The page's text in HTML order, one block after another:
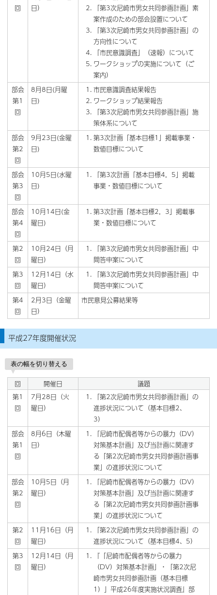
回
日）
「第3次尼崎市男女共同参画計画」素
案作成のための部会設置について
「第3次尼崎市男女共同参画計画」の
方向性について
「市民意識調査」（速報）について
ワークショップの実施について（ご
案内）
部会
第1
回
8月8日(月曜
日)
市民意識調査結果報告
ワークショップ結果報告
「第3次尼崎市男女共同参画計画」施
策体系について
部会
第2
回
9月23日(金曜
日)
第3次計画「基本目標1」掲載事業・
数値目標について
部会
第3
回
10月5日(水曜
日)
「第3次計画「基本目標4，5」掲載
事業・数値目標について
部会
第4
回
10月14日(金
曜日)
第3次計画「基本目標2，3」掲載事
業・数値目標について
第2
回
10月24日（月
曜日）
「第3次尼崎市男女共同参画計画」中
間答申案について
第3
回
12月14日（水
曜日）
「第3次尼崎市男女共同参画計画」中
間答申案について
第4
回
2月3日（金曜
日）
市民意見公募結果等
平成27年度開催状況
表の幅を切り替える
回 開催日
議題
第1
回
7月28日（火
曜日）
「第2次尼崎市男女共同参画計画」の
進捗状況について（基本目標2、
3）
部会
第1
回
8月6日（木曜
日）
「尼崎市配偶者等からの暴力（DV）
対策基本計画」及び当計画に関連す
る「第2次尼崎市男女共同参画計画事
業」の進捗状況について
部会
第2
回
10月5日（月
曜日）
「尼崎市配偶者等からの暴力（DV）
対策基本計画」及び当計画に関連す
る「第2次尼崎市男女共同参画計画事
業」の進捗状況について
第2
回
11月16日（月
曜日）
「第2次尼崎市男女共同参画計画」の
進捗状況について（基本目標4、5）
第3
回
12月14日（月
曜日）
『「尼崎市配偶者等からの暴力
（DV）対策基本計画」・「第2次尼
崎市男女共同参画計画（基本目標
1）」平成26年度実施状況調査』部